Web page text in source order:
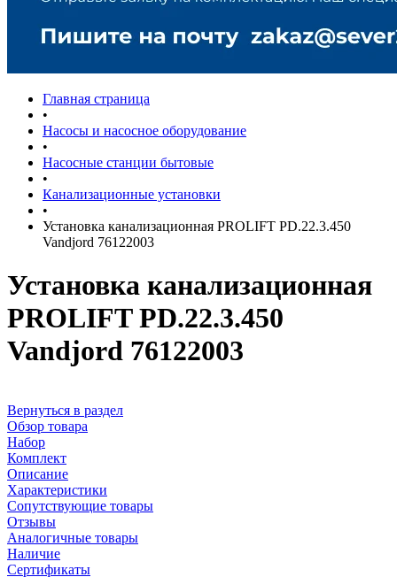
Главная страница
•
Насосы и насосное оборудование
•
Насосные станции бытовые
•
Канализационные установки
•
Установка канализационная PROLIFT PD.22.3.450
Vandjord 76122003
Установка канализационная
PROLIFT PD.22.3.450
Vandjord 76122003
Вернуться в раздел
Обзор товара
Набор
Комплект
Описание
Характеристики
Сопутствующие товары
Отзывы
Аналогичные товары
Наличие
Сертификаты